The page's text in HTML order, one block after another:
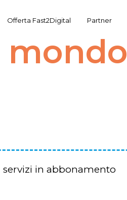
Offerta Fast2Digital Partner
mondo
servizi in abbonamento